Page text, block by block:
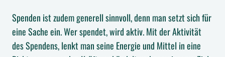
Spenden ist zudem generell sinnvoll, denn man setzt sich für
eine Sache ein. Wer spendet, wird aktiv. Mit der Aktivität
des Spendens, lenkt man seine Energie und Mittel in eine